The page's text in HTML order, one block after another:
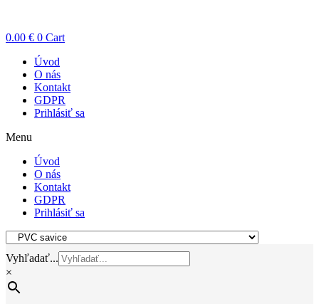
0.00 € 0 Cart
Úvod
O nás
Kontakt
GDPR
Prihlásiť sa
Menu
Úvod
O nás
Kontakt
GDPR
Prihlásiť sa
Vyhľadať...
×